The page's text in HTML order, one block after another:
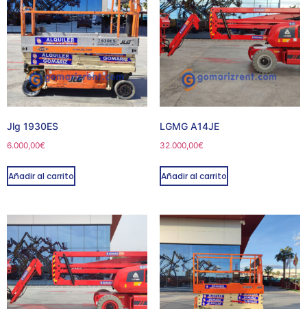
Jlg 1930ES
6.000,00€
Añadir al carrito
LGMG A14JE
32.000,00€
Añadir al carrito